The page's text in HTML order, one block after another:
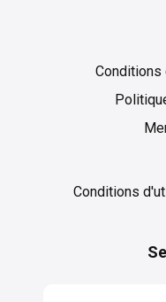
Conditions
Conditions